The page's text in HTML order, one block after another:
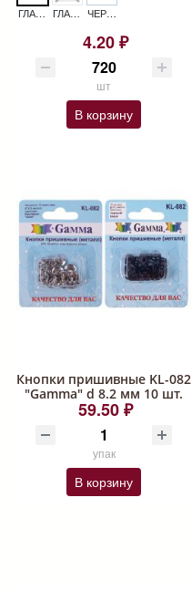
ГЛАДКИЕ НИКЕЛЬ КНОПКИ МЕТАЛЛ D 15 ММ ТУ 720 ШТ ГЛАДКИЕ ОКСИД КНОПКИ МЕТАЛЛ D 15 ММ ТУ 720 ШТ ЧЕРНЫЙ НИКЕЛЬ КНОПКИ МЕТАЛЛ D 15 ММ ТУ 720 ШТ
4.20 ₽
шт
В корзину
Кнопки пришивные KL-082
"Gamma" d 8.2 мм 10 шт.
59.50 ₽
упак
В корзину